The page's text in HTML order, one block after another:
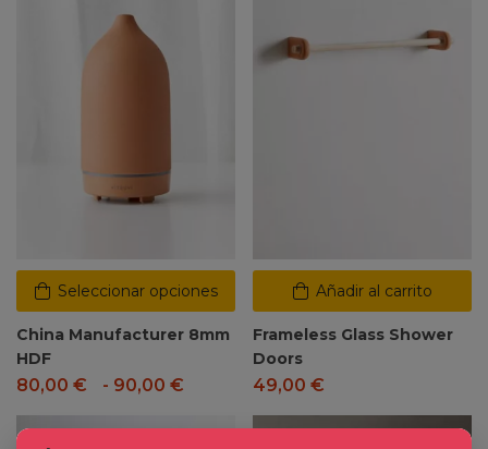
Seleccionar opciones
China Manufacturer 8mm
HDF
80,00 € - 90,00 €
Añadir al carrito
Frameless Glass Shower
Doors
49,00 €